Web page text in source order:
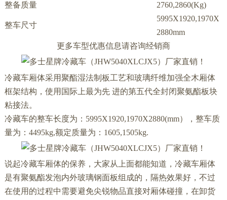
整备质量
2760,2860(Kg)
整车尺寸
5995X1920,1970X
2880mm
更多车型优惠信息请咨询经销商
冷藏车厢体采用聚酯湿法制板工艺和玻璃纤维加强全木厢体
框架结构，使用国际上最为先 进的第五代全封闭聚氨酯板块
粘接法。
冷藏车的整车长度为：5995X1920,1970X2880(mm），整车质
量为：4495kg,额定质量为：1605,1505kg.
说起冷藏车厢体的保养，大家从上面都能知道，冷藏车厢体
是有聚氨酯发泡内外玻璃钢面板组成的，隔热效果好，不过
在使用的过程中需要避免尖锐物品直接对厢体碰撞，在卸货